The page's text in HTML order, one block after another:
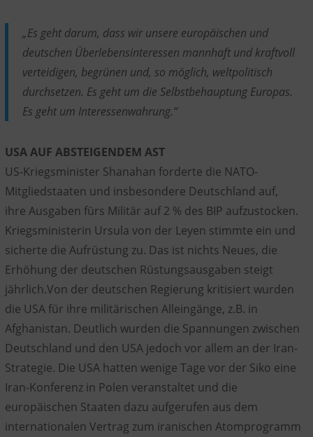
„Es geht darum, dass wir unsere europäischen und
deutschen Überlebensinteressen mannhaft und kraftvoll
verteidigen, begrünen und, so möglich, weltpolitisch
durchsetzen. Es geht um die Selbstbehauptung Europas.
Es geht um Interessenwahrung.“
USA AUF ABSTEIGENDEM AST
US-Kriegsminister Shanahan forderte die NATO-
Mitgliedstaaten und insbesondere Deutschland auf,
ihre Ausgaben fürs Militär auf 2 % des BIP aufzustocken.
Kriegsministerin Ursula von der Leyen stimmte ein und
sicherte die Aufrüstung zu. Das ist nichts Neues, die
Erhöhung der deutschen Rüstungsausgaben steigt
jährlich.Von der deutschen Regierung kritisiert wurden
die USA für ihre militärischen Alleingänge, z.B. in
Afghanistan. Deutlich wurden die Spannungen zwischen
Deutschland und den USA jedoch vor allem an der Iran-
Strategie. Die USA hatten wenige Tage vor der Siko eine
Iran-Konferenz in Polen veranstaltet und die
europäischen Staaten dazu aufgerufen aus dem
internationalen Vertrag zum iranischen Atomprogramm